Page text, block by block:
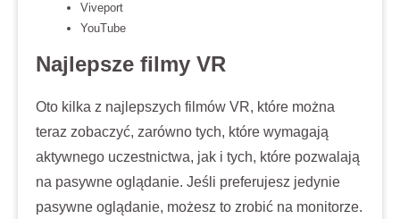
Viveport
YouTube
Najlepsze filmy VR
Oto kilka z najlepszych filmów VR, które można
teraz zobaczyć, zarówno tych, które wymagają
aktywnego uczestnictwa, jak i tych, które pozwalają
na pasywne oglądanie. Jeśli preferujesz jedynie
pasywne oglądanie, możesz to zrobić na monitorze.